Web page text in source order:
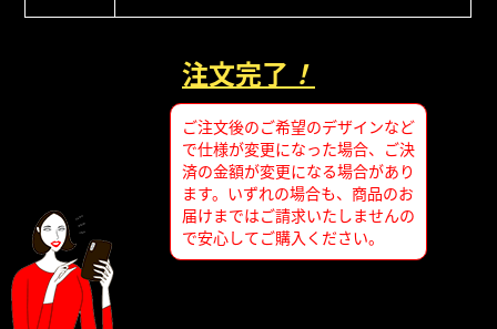
注文完了 ！
ご注文後のご希望のデザインなど
で仕様が変更になった場合、ご決
済の金額が変更になる場合があり
ます。いずれの場合も、商品のお
届けまではご請求いたしませんの
で安心してご購入ください。